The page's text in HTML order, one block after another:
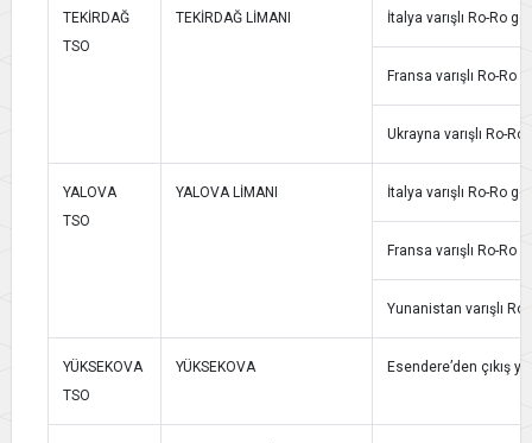
TEKİRDAĞ
TSO
TEKİRDAĞ LİMANI İtalya varışlı Ro-Ro
Fransa varışlı Ro-Ro
Ukrayna varışlı Ro-
YALOVA
TSO
YALOVA LİMANI İtalya varışlı Ro-Ro
Fransa varışlı Ro-Ro
Yunanistan varışlı
YÜKSEKOVA
TSO
YÜKSEKOVA Esendere’den çıkış